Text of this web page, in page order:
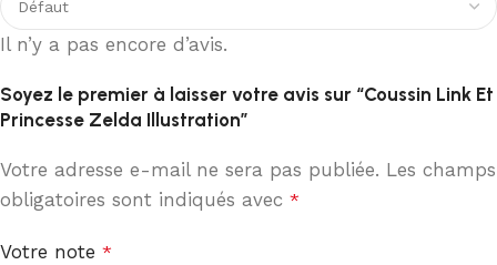
Il n’y a pas encore d’avis.
Soyez le premier à laisser votre avis sur “Coussin Link Et
Princesse Zelda Illustration”
Votre adresse e-mail ne sera pas publiée. Les champs
obligatoires sont indiqués avec *
Votre note *